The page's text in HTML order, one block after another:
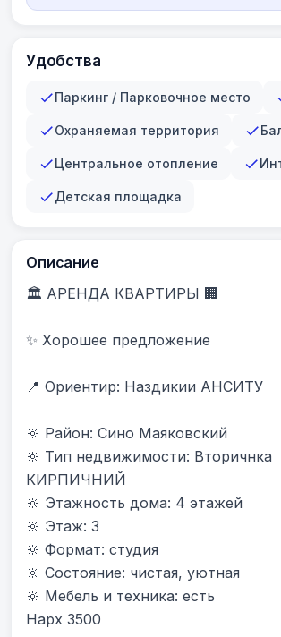
Удобства
Паркинг / Парковочное место
Охраняемая территория
Центральное отопление
Детская площадка
Описание
🏛 АРЕНДА КВАРТИРЫ 🏢
✨ Хорошее предложение
📍 Ориентир: Наздикии АНСИТУ
🔆 Район: Сино Маяковский
🔆 Тип недвижимости: Вторичнка
КИРПИЧНИЙ
🔆 Этажность дома: 4 этажей
🔆 Этаж: 3
🔆 Формат: студия
🔆 Состояние: чистая, уютная
🔆 Мебель и техника: есть
Нарх 3500